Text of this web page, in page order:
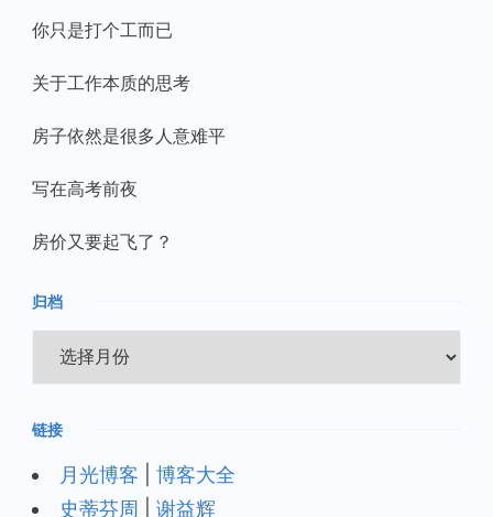
你只是打个工而已
关于工作本质的思考
房子依然是很多人意难平
写在高考前夜
房价又要起飞了？
归档
档
链接
月光博客
博客大全
史蒂芬周
谢益辉